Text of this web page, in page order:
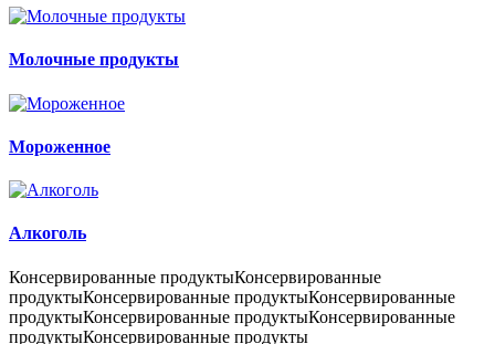
Молочные продукты
Мороженное
Алкоголь
Консервированные продуктыКонсервированные
продуктыКонсервированные продуктыКонсервированные
продуктыКонсервированные продуктыКонсервированные
продуктыКонсервированные продукты